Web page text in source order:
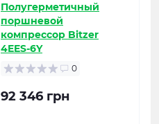
Полугерметичный
поршневой
компрессор Bitzer
4EES-6Y
0
92 346 грн